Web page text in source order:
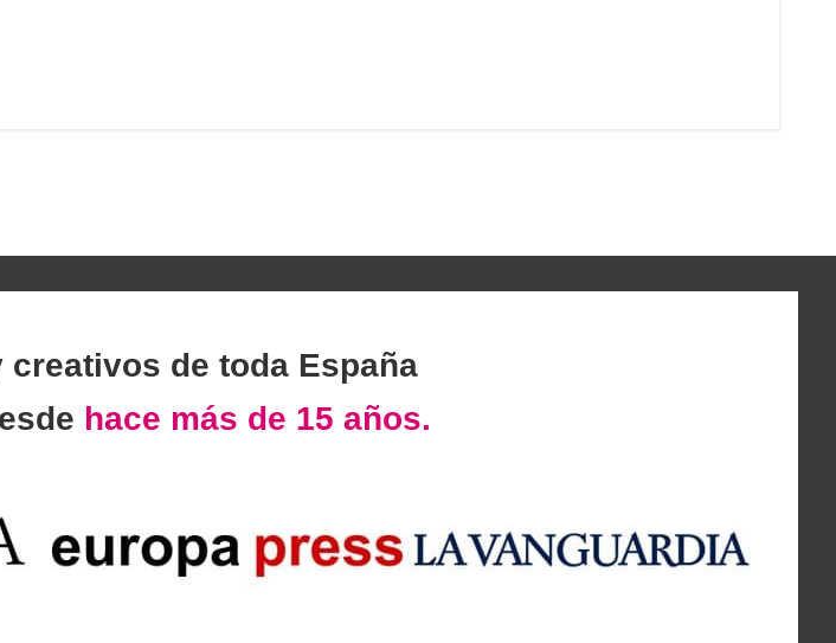
de toda España
hace más de 15 años.